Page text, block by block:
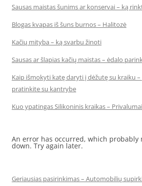
Sausas maistas šunims ar konservai – ką
Blogas kvapas iš šuns burnos – Halitozė
Kačių mityba – ką svarbu žinoti
Sausas ar šlapias kačių maistas – ėdalo
Kaip išmokyti katę daryti į dėžutę su kraiku
pratinkite su kantrybe
Kuo ypatingas Silikoninis kraikas – Privalumai
An error has occurred, which probably
down. Try again later.
Geriausias pasirinkimas – Automobilių